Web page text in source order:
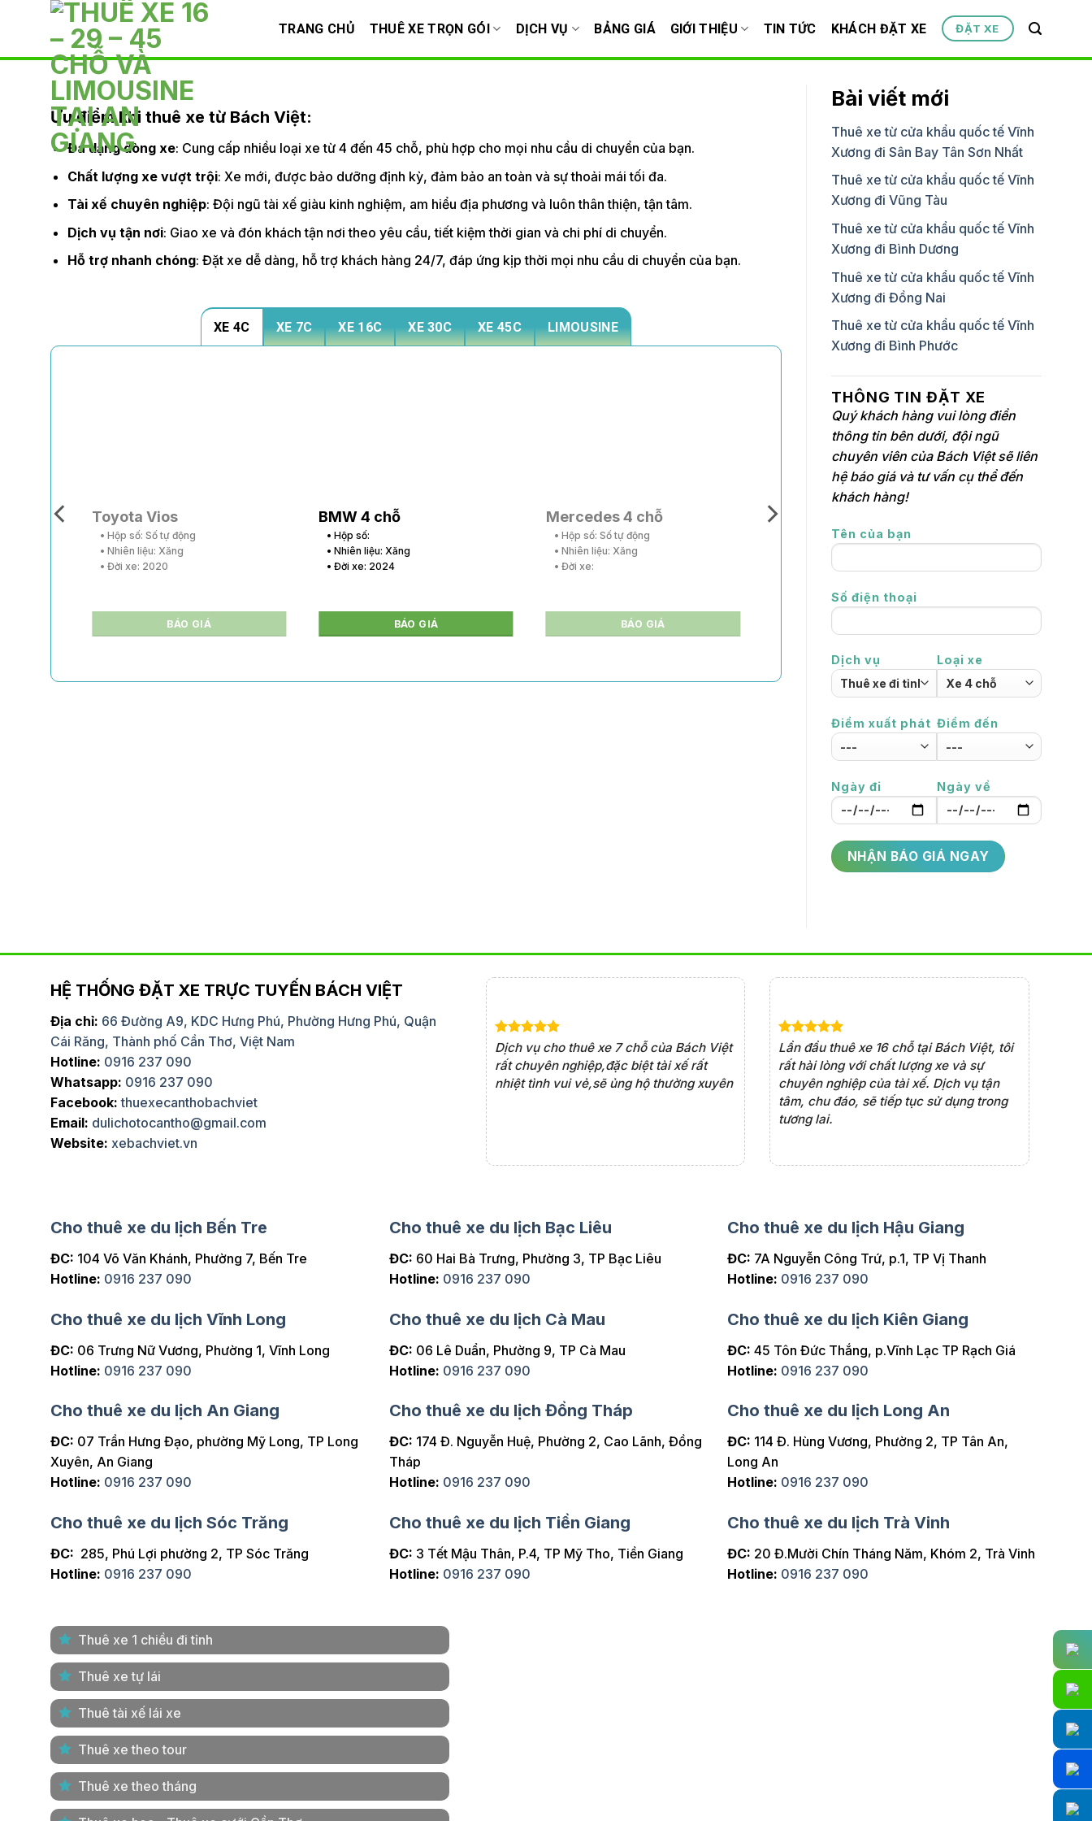
TRANG CHỦ THUÊ XE TRỌN GÓI DỊCH VỤ BẢNG GIÁ GIỚI THIỆU TIN TỨC KHÁCH ĐẶT XE ĐẶT XE
Ưu điểm khi thuê xe từ Bách Việt:
Đa dạng dòng xe: Cung cấp nhiều loại xe từ 4 đến 45 chỗ, phù hợp cho mọi nhu cầu di chuyển của bạn.
Chất lượng xe vượt trội: Xe mới, được bảo dưỡng định kỳ, đảm bảo an toàn và sự thoải mái tối đa.
Tài xế chuyên nghiệp: Đội ngũ tài xế giàu kinh nghiệm, am hiểu địa phương và luôn thân thiện, tận tâm.
Dịch vụ tận nơi: Giao xe và đón khách tận nơi theo yêu cầu, tiết kiệm thời gian và chi phí di chuyển.
Hỗ trợ nhanh chóng: Đặt xe dễ dàng, hỗ trợ khách hàng 24/7, đáp ứng kịp thời mọi nhu cầu di chuyển của bạn.
XE 4C XE 7C XE 16C XE 30C XE 45C LIMOUSINE
BMW 4 chỗ
• Hộp số:
• Nhiên liệu: Xăng
• Đời xe: 2024
BÁO GIÁ
Mercedes 4 chỗ
• Hộp số: Số tự động
• Nhiên liệu: Xăng
• Đời xe:
BÁO GIÁ
Toyota Vios
• Hộp số: Số tự động
• Nhiên liệu: Xăng
• Đời xe: 2020
BÁO GIÁ
Bài viết mới
Thuê xe từ cửa khẩu quốc tế Vĩnh
Xương đi Sân Bay Tân Sơn Nhất
Thuê xe từ cửa khẩu quốc tế Vĩnh
Xương đi Vũng Tàu
Thuê xe từ cửa khẩu quốc tế Vĩnh
Xương đi Bình Dương
Thuê xe từ cửa khẩu quốc tế Vĩnh
Xương đi Đồng Nai
Thuê xe từ cửa khẩu quốc tế Vĩnh
Xương đi Bình Phước
THÔNG TIN ĐẶT XE
Quý khách hàng vui lòng điền
thông tin bên dưới, đội ngũ
chuyên viên của Bách Việt sẽ liên
hệ báo giá và tư vấn cụ thể đến
khách hàng!
Tên của bạn
Số điện thoại
Dịch vụ Loại xe
Điểm xuất phát Điểm đến
Ngày đi Ngày về
HỆ THỐNG ĐẶT XE TRỰC TUYẾN BÁCH VIỆT
Địa chỉ: 66 Đường A9, KDC Hưng Phú, Phường Hưng Phú, Quận
Cái Răng, Thành phố Cần Thơ, Việt Nam
Hotline: 0916 237 090
Whatsapp: 0916 237 090
Facebook: thuexecanthobachviet
Email: dulichotocantho@gmail.com
Website: xebachviet.vn
Dịch vụ cho thuê xe 7 chỗ của Bách Việt
rất chuyên nghiệp,đặc biệt tài xế rất
nhiệt tình vui vẻ,sẽ ủng hộ thường xuyên
Lần đầu thuê xe 16 chỗ tại Bách Việt, tôi
rất hài lòng với chất lượng xe và sự
chuyên nghiệp của tài xế. Dịch vụ tận
tâm, chu đáo, sẽ tiếp tục sử dụng trong
tương lai.
xe limousine của Bách Việt
đi xa. Dịch vụ không chỉ đạt
tài xế còn rất vui vẻ, hỗ trợ hết
hài lòng và chắc chắn sẽ thuê
Dịch vụ cho thuê xe 4 chỗ của Bách Việt
chuyến đi của chúng tôi thật thoải mái.
Cho thuê xe du lịch Bến Tre
ĐC: 104 Võ Văn Khánh, Phường 7, Bến Tre
Hotline: 0916 237 090
Cho thuê xe du lịch Vĩnh Long
ĐC: 06 Trưng Nữ Vương, Phường 1, Vĩnh Long
Hotline: 0916 237 090
Cho thuê xe du lịch An Giang
ĐC: 07 Trần Hưng Đạo, phường Mỹ Long, TP Long
Xuyên, An Giang
Hotline: 0916 237 090
Cho thuê xe du lịch Sóc Trăng
ĐC: 285, Phú Lợi phường 2, TP Sóc Trăng
Hotline: 0916 237 090
Cho thuê xe du lịch Bạc Liêu
ĐC: 60 Hai Bà Trưng, Phường 3, TP Bạc Liêu
Hotline: 0916 237 090
Cho thuê xe du lịch Cà Mau
ĐC: 06 Lê Duẩn, Phường 9, TP Cà Mau
Hotline: 0916 237 090
Cho thuê xe du lịch Đồng Tháp
ĐC: 174 Đ. Nguyễn Huệ, Phường 2, Cao Lãnh, Đồng
Tháp
Hotline: 0916 237 090
Cho thuê xe du lịch Tiền Giang
ĐC: 3 Tết Mậu Thân, P.4, TP Mỹ Tho, Tiền Giang
Hotline: 0916 237 090
Cho thuê xe du lịch Hậu Giang
ĐC: 7A Nguyễn Công Trứ, p.1, TP Vị Thanh
Hotline: 0916 237 090
Cho thuê xe du lịch Kiên Giang
ĐC:45 Tôn Đức Thắng, p.Vĩnh Lạc TP Rạch Giá
Hotline: 0916 237 090
Cho thuê xe du lịch Long An
ĐC: 114 Đ. Hùng Vương, Phường 2, TP Tân An,
Long An
Hotline: 0916 237 090
Cho thuê xe du lịch Trà Vinh
ĐC: 20 Đ.Mười Chín Tháng Năm, Khóm 2, Trà Vinh
Hotline: 0916 237 090
Thuê xe 1 chiều đi tỉnh
Thuê xe tự lái
Thuê tài xế lái xe
Thuê xe theo tour
Thuê xe theo tháng